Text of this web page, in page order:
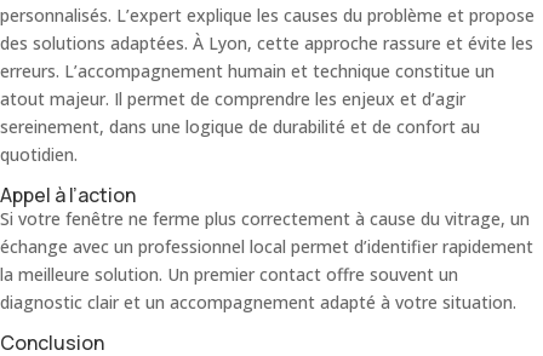
personnalisés. L’expert explique les causes du problème et propose
des solutions adaptées. À Lyon, cette approche rassure et évite les
erreurs. L’accompagnement humain et technique constitue un
atout majeur. Il permet de comprendre les enjeux et d’agir
sereinement, dans une logique de durabilité et de confort au
quotidien.
Appel à l’action
Si votre fenêtre ne ferme plus correctement à cause du vitrage, un
échange avec un professionnel local permet d’identifier rapidement
la meilleure solution. Un premier contact offre souvent un
diagnostic clair et un accompagnement adapté à votre situation.
Conclusion